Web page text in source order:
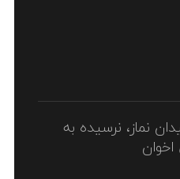
نماز، نرسیده به